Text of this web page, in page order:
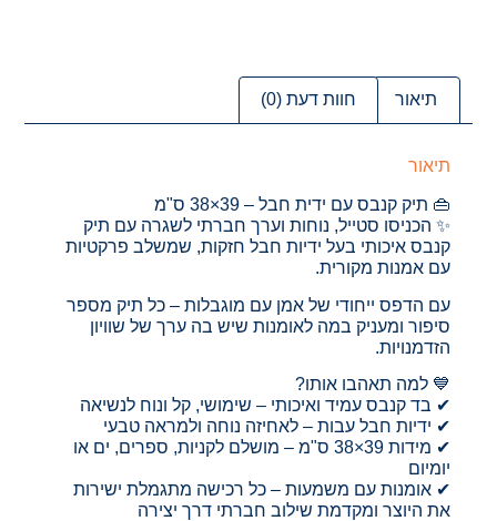
תיאור חוות דעת (0)
תיאור
👜 תיק קנבס עם ידית חבל – 39×38 ס"מ
✨ הכניסו סטייל, נוחות וערך חברתי לשגרה עם תיק
קנבס איכותי בעל ידיות חבל חזקות, שמשלב פרקטיות
עם אמנות מקורית.
עם הדפס ייחודי של אמן עם מוגבלות – כל תיק מספר
סיפור ומעניק במה לאומנות שיש בה ערך של שוויון
הזדמנויות.
💙 למה תאהבו אותו?
✔ בד קנבס עמיד ואיכותי – שימושי, קל ונוח לנשיאה
✔ ידיות חבל עבות – לאחיזה נוחה ולמראה טבעי
✔ מידות 39×38 ס"מ – מושלם לקניות, ספרים, ים או
יומיום
✔ אומנות עם משמעות – כל רכישה מתגמלת ישירות
את היוצר ומקדמת שילוב חברתי דרך יצירה